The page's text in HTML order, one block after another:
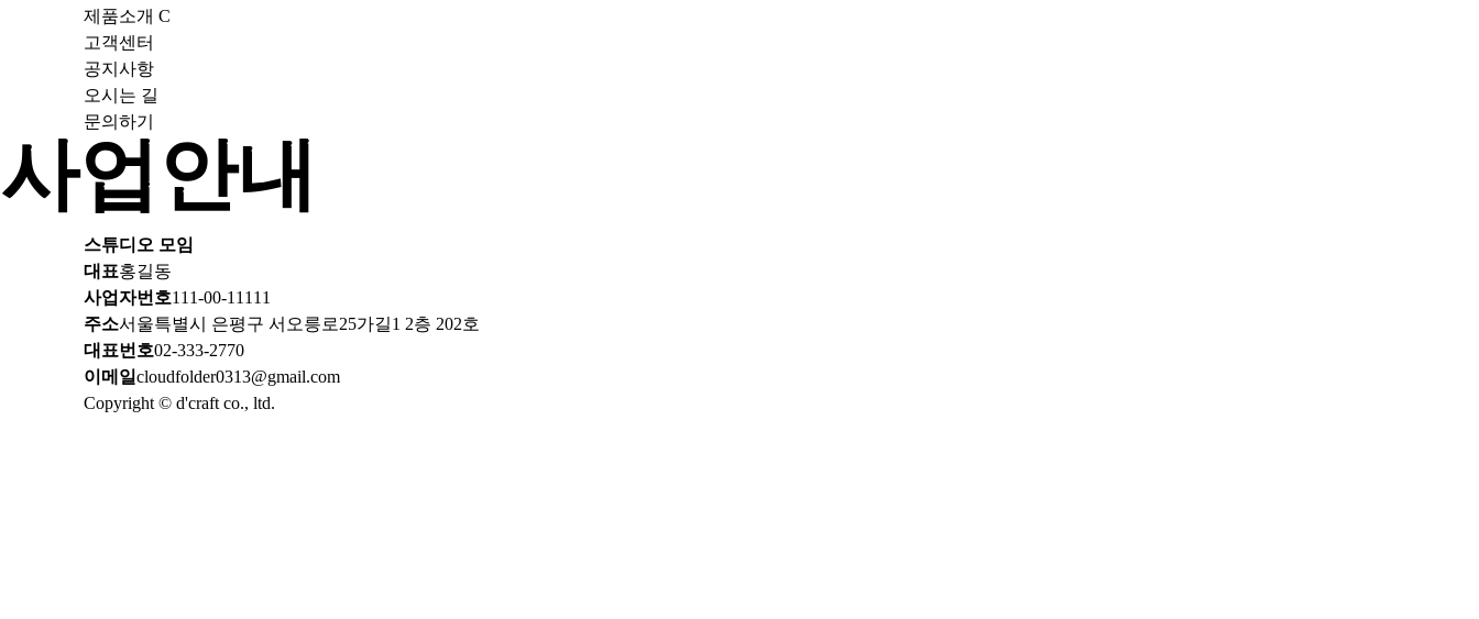
제품소개 C
고객센터
공지사항
오시는 길
문의하기
사업안내
스튜디오 모임
대표홍길동
사업자번호111-00-11111
주소서울특별시 은평구 서오릉로25가길1 2층 202호
대표번호02-333-2770
이메일cloudfolder0313@gmail.com
Copyright © d'craft co., ltd.